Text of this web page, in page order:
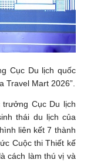
Cục Du lịch quốc
Travel Mart 2026”.
Cục Du lịch
thái du lịch của
liên kết 7 thành
Cuộc thi Thiết kế
cách làm thú vị và